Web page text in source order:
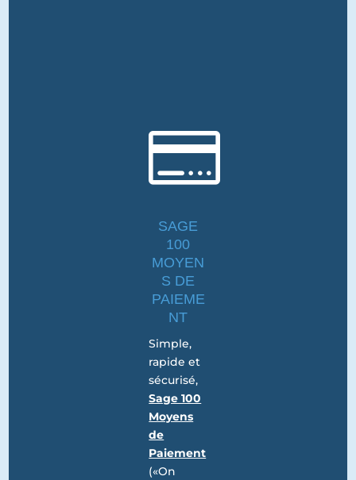

SAGE
100
MOYEN
S DE
PAIEME
NT
Simple,
rapide et
sécurisé,
Sage 100
Moyens
de
Paiement
(«On